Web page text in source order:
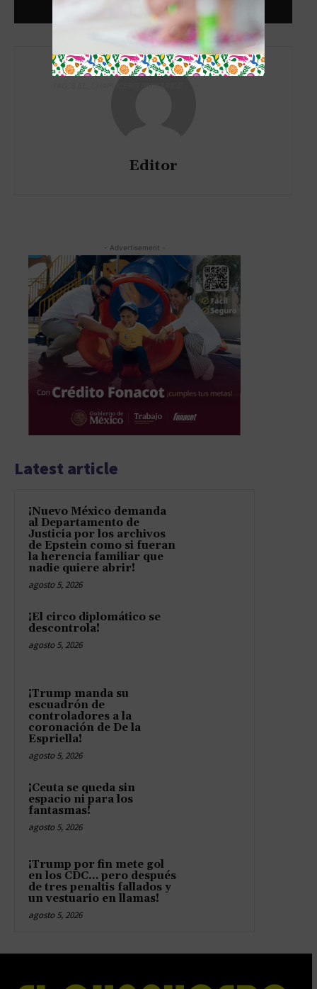
Editor
- Advertisement -
Latest article
¡Nuevo México demanda
al Departamento de
Justicia por los archivos
de Epstein como si fueran
la herencia familiar que
nadie quiere abrir!
agosto 5, 2026
¡El circo diplomático se
descontrola!
agosto 5, 2026
¡Trump manda su
escuadrón de
controladores a la
coronación de De la
Espriella!
agosto 5, 2026
¡Ceuta se queda sin
espacio ni para los
fantasmas!
agosto 5, 2026
¡Trump por fin mete gol
en los CDC… pero después
de tres penaltis fallados y
un vestuario en llamas!
agosto 5, 2026